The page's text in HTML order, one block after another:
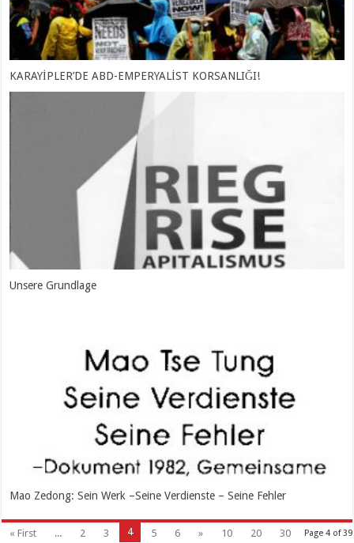
KARAYİPLER’DE ABD-EMPERYALİST KORSANLIĞI!
Unsere Grundlage
Mao Zedong: Sein Werk –Seine Verdienste – Seine Fehler
Page 4 of 39
« First ... 2 3 4 5 6 » 10 20
30